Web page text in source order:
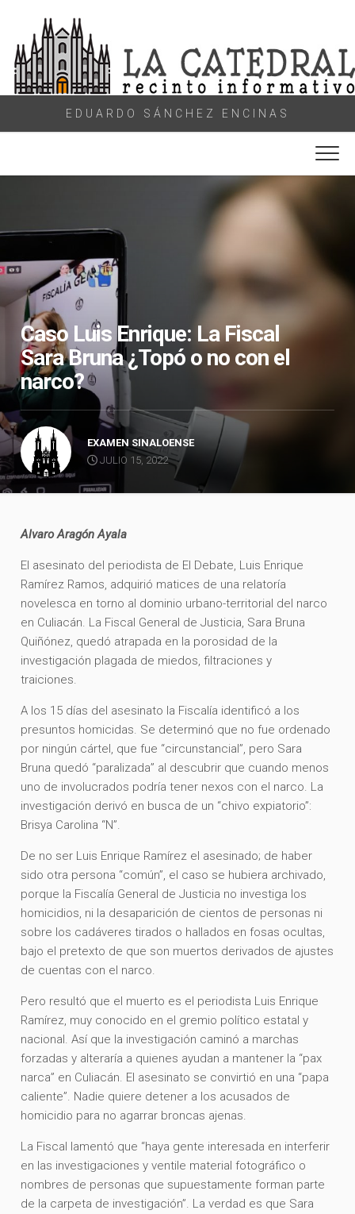
content
EDUARDO SÁNCHEZ ENCINAS
Caso Luis Enrique: La Fiscal
Sara Bruna ¿Topó o no con el
narco?
EXAMEN SINALOENSE
JULIO 15, 2022
Alvaro Aragón Ayala
El asesinato del periodista de El Debate, Luis Enrique
Ramírez Ramos, adquirió matices de una relatoría
novelesca en torno al dominio urbano-territorial del narco
en Culiacán. La Fiscal General de Justicia, Sara Bruna
Quiñónez, quedó atrapada en la porosidad de la
investigación plagada de miedos, filtraciones y
traiciones.
A los 15 días del asesinato la Fiscalía identificó a los
presuntos homicidas. Se determinó que no fue ordenado
por ningún cártel, que fue “circunstancial”, pero Sara
Bruna quedó “paralizada” al descubrir que cuando menos
uno de involucrados podría tener nexos con el narco. La
investigación derivó en busca de un “chivo expiatorio”:
Brisya Carolina “N”.
De no ser Luis Enrique Ramírez el asesinado; de haber
sido otra persona “común”, el caso se hubiera archivado,
porque la Fiscalía General de Justicia no investiga los
homicidios, ni la desaparición de cientos de personas ni
sobre los cadáveres tirados o hallados en fosas ocultas,
bajo el pretexto de que son muertos derivados de ajustes
de cuentas con el narco.
Pero resultó que el muerto es el periodista Luis Enrique
Ramírez, muy conocido en el gremio político estatal y
nacional. Así que la investigación caminó a marchas
forzadas y alteraría a quienes ayudan a mantener la “pax
narca” en Culiacán. El asesinato se convirtió en una “papa
caliente”. Nadie quiere detener a los acusados de
homicidio para no agarrar broncas ajenas.
La Fiscal lamentó que “haya gente interesada en interferir
en las investigaciones y ventile material fotográfico o
nombres de personas que supuestamente forman parte
de la carpeta de investigación”. La verdad es que Sara